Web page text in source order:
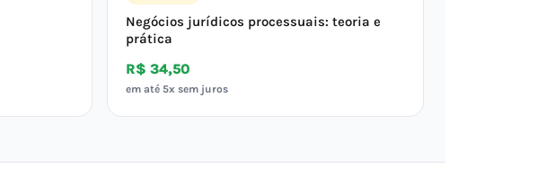
Negócios jurídicos processuais: teoria e
prática
R$ 34,50
em até 5x sem juros